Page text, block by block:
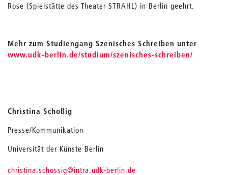
Rose (Spielstätte des Theater STRAHL) in Berlin geehrt.
Mehr zum Studiengang Szenisches Schreiben unter
www.udk-berlin.de/studium/szenisches-schreiben/
Christina Schoßig
Presse/Kommunikation
Universität der Künste Berlin
christina.schossig_
@intra.udk-berlin.de